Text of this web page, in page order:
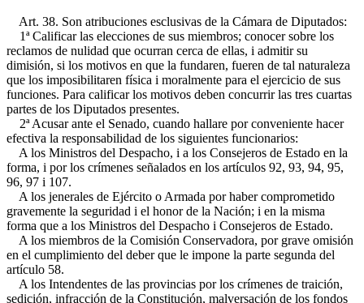
Art. 38. Son atribuciones esclusivas de la Cámara de Diputados:
1ª Calificar las elecciones de sus miembros; conocer sobre los
reclamos de nulidad que ocurran cerca de ellas, i admitir su
dimisión, si los motivos en que la fundaren, fueren de tal naturaleza
que los imposibilitaren física i moralmente para el ejercicio de sus
funciones. Para calificar los motivos deben concurrir las tres cuartas
partes de los Diputados presentes.
2ª Acusar ante el Senado, cuando hallare por conveniente hacer
efectiva la responsabilidad de los siguientes funcionarios:
A los Ministros del Despacho, i a los Consejeros de Estado en la
forma, i por los crímenes señalados en los artículos 92, 93, 94, 95,
96, 97 i 107.
A los jenerales de Ejército o Armada por haber comprometido
gravemente la seguridad i el honor de la Nación; i en la misma
forma que a los Ministros del Despacho i Consejeros de Estado.
A los miembros de la Comisión Conservadora, por grave omisión
en el cumplimiento del deber que le impone la parte segunda del
artículo 58.
A los Intendentes de las provincias por los crímenes de traición,
sedición, infracción de la Constitución, malversación de los fondos